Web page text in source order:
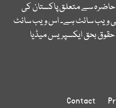
حاضرہ سے متعلق پاکستان کی
ویب سائٹ ہے۔ اس ویب سائٹ
حقوق بحق ایکسپریس میڈیا
Contact